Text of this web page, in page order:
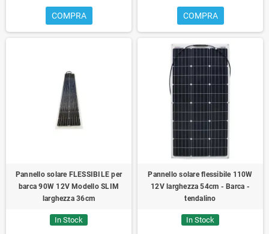
COMPRA COMPRA
Pannello solare FLESSIBILE per
barca 90W 12V Modello SLIM
larghezza 36cm
In Stock
Pannello solare flessibile 110W
12V larghezza 54cm - Barca -
tendalino
In Stock